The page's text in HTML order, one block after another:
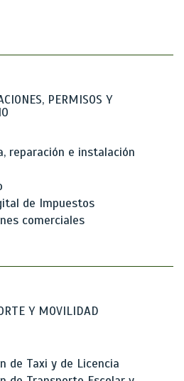
PERMISOS Y
reparación e instalación
de Impuestos
comerciales
Y MOVILIDAD
de Taxi y de Licencia